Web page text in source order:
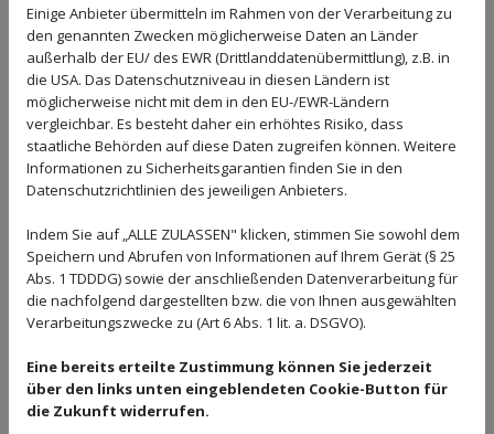
Entscheidung und sich selbst die Arbeit mit einer authentischen
Innenraumvisualisierung, die Ihre Entwürfe und Einrichtungen in
ihrer ganzen Schönheit zum Tragen bringt.
Unsere Möglichkeiten sind hier enorm, wir können Ihr Vorhaben
bereits vor Baubeginn virtuell erstehen lassen - absolut
realitätsnah und damit nachvollziehbar.
Sprechen Sie uns einfach auf unsere Möglichkeiten an, wir
nehmen uns gerne Zeit für Ihr Vorhaben.
Unser Leistungsspektrum - Ihre Vorteile
Wir setzen Wohn- und Gewerbeimmobilien für Sie um - und das
in großer Bandbreite: Zeigen Sie Ihren Auftraggebern, mit
Messen und Kongresszentren gestalten würden oder wie
einladend Ihre Clubs und Studios ausfallen würden.
Einige Anbieter übermitteln im Rahmen von der Verarbeitung zu
den genannten Zwecken möglicherweise Daten an Länder
außerhalb der EU/ des EWR (Drittlanddatenübermittlung), z.B. in
die USA. Das Datenschutzniveau in diesen Ländern ist
möglicherweise nicht mit dem in den EU-/EWR-Ländern
vergleichbar. Es besteht daher ein erhöhtes Risiko, dass
staatliche Behörden auf diese Daten zugreifen können. Weitere
Informationen zu Sicherheitsgarantien finden Sie in den
Datenschutzrichtlinien des jeweiligen Anbieters.
Indem Sie auf „ALLE ZULASSEN" klicken, stimmen Sie sowohl dem
Speichern und Abrufen von Informationen auf Ihrem Gerät (§ 25
Abs. 1 TDDDG) sowie der anschließenden Datenverarbeitung für
die nachfolgend dargestellten bzw. die von Ihnen ausgewählten
Verarbeitungszwecke zu (Art 6 Abs. 1 lit. a. DSGVO).
Eine bereits erteilte Zustimmung können Sie jederzeit
über den links unten eingeblendeten Cookie-Button für
die Zukunft widerrufen.